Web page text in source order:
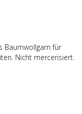
Baumwollgarn für
Nicht mercerisiert.